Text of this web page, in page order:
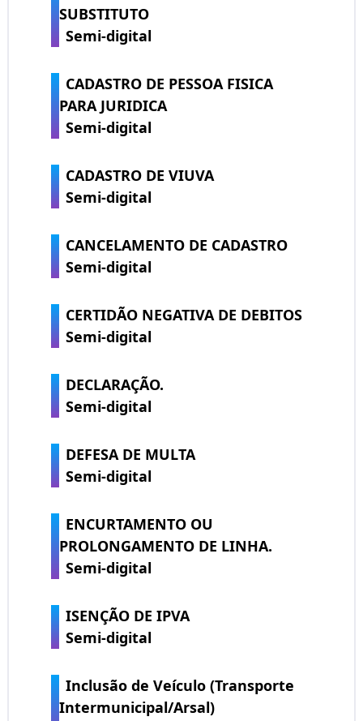
SUBSTITUTO
Semi-digital
CADASTRO DE PESSOA FISICA
PARA JURIDICA
Semi-digital
CADASTRO DE VIUVA
Semi-digital
CANCELAMENTO DE CADASTRO
Semi-digital
CERTIDÃO NEGATIVA DE DEBITOS
Semi-digital
DECLARAÇÃO.
Semi-digital
DEFESA DE MULTA
Semi-digital
ENCURTAMENTO OU
PROLONGAMENTO DE LINHA.
Semi-digital
ISENÇÃO DE IPVA
Semi-digital
Inclusão de Veículo (Transporte
Intermunicipal/Arsal)